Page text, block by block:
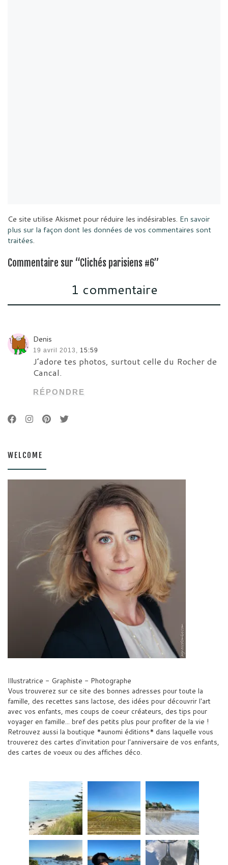
Ce site utilise Akismet pour réduire les indésirables. En savoir
plus sur la façon dont les données de vos commentaires sont
traitées.
Commentaire sur “Clichés parisiens #6”
1 commentaire
Denis
19 avril 2013, 15:59
J’adore tes photos, surtout celle du Rocher de
Cancal.
RÉPONDRE
WELCOME
Illustratrice - Graphiste - Photographe
Vous trouverez sur ce site des bonnes adresses pour toute la
famille, des recettes sans lactose, des idées pour découvrir l'art
avec vos enfants, mes coups de coeur créateurs, des tips pour
voyager en famille... bref des petits plus pour profiter de la vie !
Retrouvez aussi la boutique *aunomi éditions* dans laquelle vous
trouverez des cartes d'invitation pour l'anniversaire de vos enfants,
des cartes de voeux ou des affiches déco.